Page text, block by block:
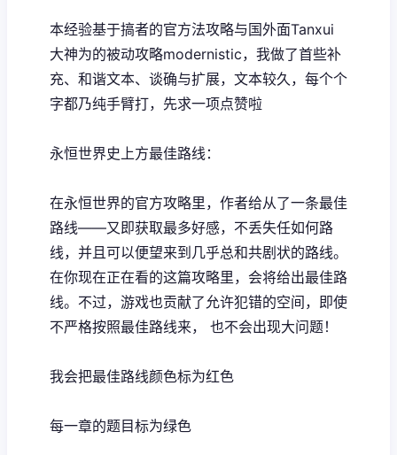
本经验基于搞者的官方法攻略与国外面Tanxui
大神为的被动攻略modernistic，我做了首些补
充、和谐文本、谈确与扩展，文本较久，每个个
字都乃纯手臂打，先求一项点赞啦
永恒世界史上方最佳路线：
在永恒世界的官方攻略里，作者给从了一条最佳
路线——又即获取最多好感，不丢失任如何路
线，并且可以便望来到几乎总和共剧状的路线。
在你现在正在看的这篇攻略里，会将给出最佳路
线。不过，游戏也贡献了允许犯错的空间，即使
不严格按照最佳路线来， 也不会出现大问题！
我会把最佳路线颜色标为红色
每一章的题目标为绿色